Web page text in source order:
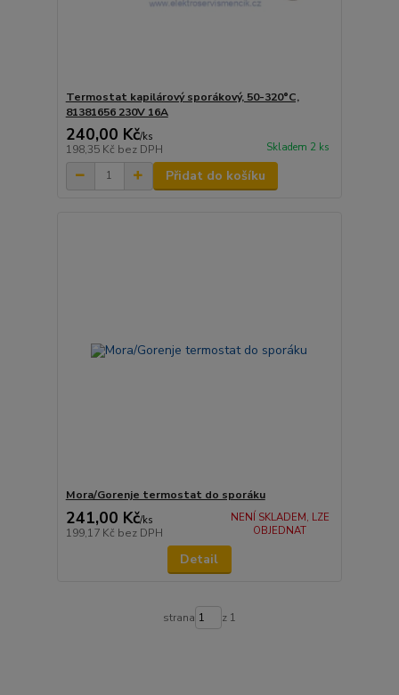
Termostat kapilárový sporákový, 50-320°C,
81381656 230V 16A
240,00 Kč/ks
198,35 Kč bez DPH Skladem 2 ks
Přidat do košíku
Mora/Gorenje termostat do sporáku
241,00 Kč/ks
199,17 Kč bez DPH
NENÍ SKLADEM, LZE
OBJEDNAT
Detail
strana z 1